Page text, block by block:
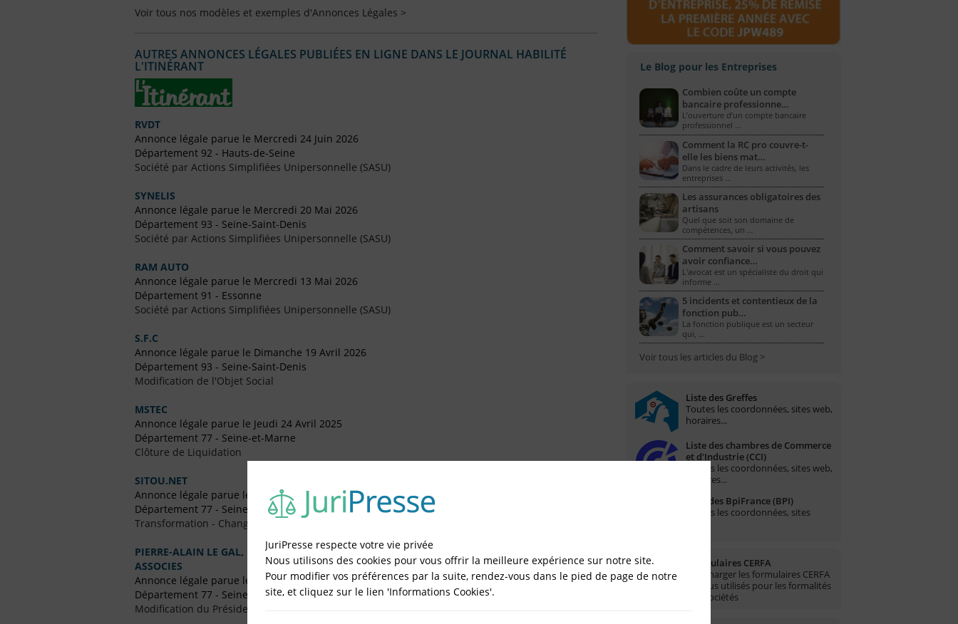
Voir tous nos modèles et exemples d'Annonces Légales >
AUTRES ANNONCES LÉGALES PUBLIÉES EN LIGNE DANS LE JOURNAL HABILITÉ
L'ITINÉRANT
RVDT
Annonce légale parue le Mercredi 24 Juin 2026
Département 92 - Hauts-de-Seine
Société par Actions Simplifiées Unipersonnelle (SASU)
SYNELIS
Annonce légale parue le Mercredi 20 Mai 2026
Département 93 - Seine-Saint-Denis
Société par Actions Simplifiées Unipersonnelle (SASU)
RAM AUTO
Annonce légale parue le Mercredi 13 Mai 2026
Département 91 - Essonne
Société par Actions Simplifiées Unipersonnelle (SASU)
S.F.C
Annonce légale parue le Dimanche 19 Avril 2026
Département 93 - Seine-Saint-Denis
Modification de l'Objet Social
MSTEC
Annonce légale parue le Jeudi 24 Avril 2025
Département 77 - Seine-et-Marne
Clôture de Liquidation
SITOU.NET
Annonce légale parue le Jeudi 28 Novembre 2024
Département 77 - Seine-et-Marne
Transformation - Changement de Forme Juridique
PIERRE-ALAIN LE GAL, GREGOIRE TAGOT, MAXIME BERTIN ET OLIVIER ALLILAIRE, NOTAIRES
ASSOCIES
Annonce légale parue le Jeudi 27 Juin 2024
Département 77 - Seine-et-Marne
Modification du Président
Le Blog pour les Entreprises
Combien coûte un compte
bancaire professionne…
L’ouverture d’un compte bancaire
professionnel …
Comment la RC pro couvre-t-
elle les biens mat…
Dans le cadre de leurs activités, les
entreprises …
Les assurances obligatoires des
artisans
Quel que soit son domaine de
compétences, un …
Comment savoir si vous pouvez
avoir confiance…
L'avocat est un spécialiste du droit qui
informe …
5 incidents et contentieux de la
fonction pub…
La fonction publique est un secteur
qui, …
Voir tous les articles du Blog >
Liste des Greffes
Toutes les coordonnées, sites web,
horaires...
Liste des chambres de Commerce
et d'Industrie (CCI)
Toutes les coordonnées, sites web,
horaires...
Liste des BpiFrance (BPI)
Toutes les coordonnées, sites
Formulaires CERFA
Télécharger les formulaires CERFA
les plus utilisés pour les formalités
des sociétés
JuriPresse respecte votre vie privée
Nous utilisons des cookies pour vous offrir la meilleure expérience sur notre site.
Pour modifier vos préférences par la suite, rendez-vous dans le pied de page de notre
site, et cliquez sur le lien 'Informations Cookies'.